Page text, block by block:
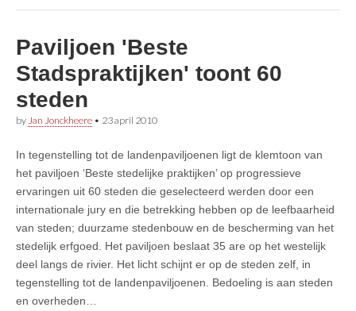
Paviljoen 'Beste
Stadspraktijken' toont 60
steden
by Jan Jonckheere • 23 april 2010
In tegenstelling tot de landenpaviljoenen ligt de klemtoon van
het paviljoen ‘Beste stedelijke praktijken’ op progressieve
ervaringen uit 60 steden die geselecteerd werden door een
internationale jury en die betrekking hebben op de leefbaarheid
van steden; duurzame stedenbouw en de bescherming van het
stedelijk erfgoed. Het paviljoen beslaat 35 are op het westelijk
deel langs de rivier. Het licht schijnt er op de steden zelf, in
tegenstelling tot de landenpaviljoenen. Bedoeling is aan steden
en overheden…